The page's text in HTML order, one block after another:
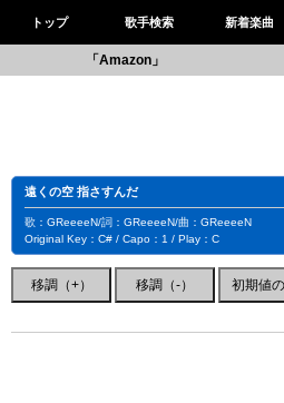
トップ 歌手検索 新着楽曲
「Amazon」
遠くの空 指さすんだ
歌：GReeeeN/詞：GReeeeN/曲：GReeeeN
Original Key：C# / Capo：1 / Play：C